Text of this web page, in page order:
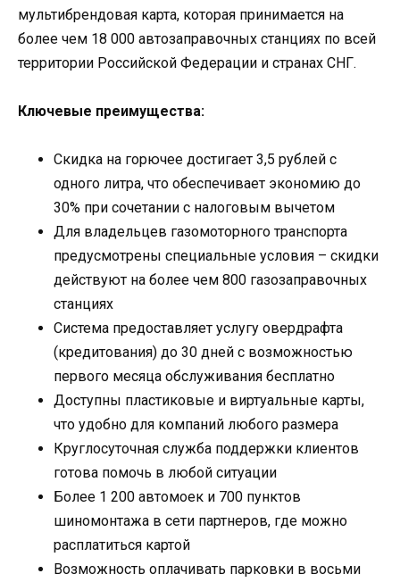
мультибрендовая карта, которая принимается на
более чем 18 000 автозаправочных станциях по всей
территории Российской Федерации и странах СНГ.
Ключевые преимущества:
Скидка на горючее достигает 3,5 рублей с
одного литра, что обеспечивает экономию до
30% при сочетании с налоговым вычетом
Для владельцев газомоторного транспорта
предусмотрены специальные условия – скидки
действуют на более чем 800 газозаправочных
станциях
Система предоставляет услугу овердрафта
(кредитования) до 30 дней с возможностью
первого месяца обслуживания бесплатно
Доступны пластиковые и виртуальные карты,
что удобно для компаний любого размера
Круглосуточная служба поддержки клиентов
готова помочь в любой ситуации
Более 1 200 автомоек и 700 пунктов
шиномонтажа в сети партнеров, где можно
расплатиться картой
Возможность оплачивать парковки в восьми